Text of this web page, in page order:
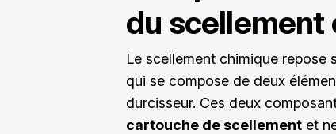
du scellement
Le scellement chimique repose
qui se compose de deux
durcisseur. Ces deux
cartouche de scellement et